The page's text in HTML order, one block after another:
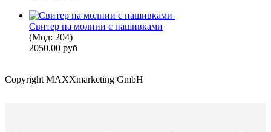
Свитер на молнии с нашивками
(Мод: 204)
2050.00 руб
Copyright MAXXmarketing GmbH